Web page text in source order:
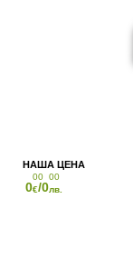
0
00
€/0
00
лв.